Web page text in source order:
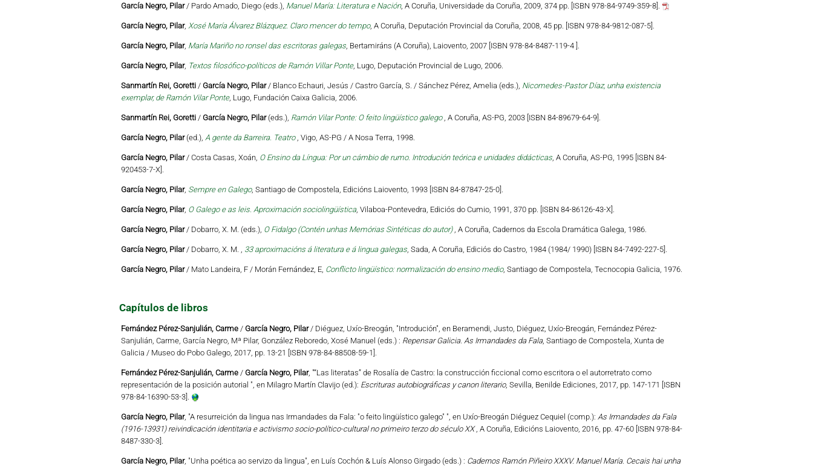
García Negro, Pilar/ Pardo Amado, Diego (eds.), Manuel María: Literatura e Nación, A Coruña, Universidade da Coruña, 2009, 374 pp. [ISBN 978-84-9749-359-8].
García Negro, Pilar, Xosé María Álvarez Blázquez. Claro mencer do tempo, A Coruña, Deputación Provincial da Coruña, 2008, 45 pp. [ISBN 978-84-9812-087-5].
García Negro, Pilar, María Mariño no ronsel das escritoras galegas, Bertamiráns (A Coruña), Laiovento, 2007 [ISBN 978-84-8487-119-4 ].
García Negro, Pilar, Textos filosófico-políticos de Ramón Villar Ponte, Lugo, Deputación Provincial de Lugo, 2006.
Sanmartín Rei, Goretti/ García Negro, Pilar/ Blanco Echauri, Jesús / Castro García, S. / Sánchez Pérez, Amelia (eds.), Nicomedes-Pastor Díaz, unha existencia
exemplar, de Ramón Vilar Ponte, Lugo, Fundación Caixa Galicia, 2006.
Sanmartín Rei, Goretti/ García Negro, Pilar(eds.), Ramón Vilar Ponte: O feito lingüístico galego , A Coruña, AS-PG, 2003 [ISBN 84-89679-64-9].
García Negro, Pilar(ed.), A gente da Barreira. Teatro , Vigo, AS-PG / A Nosa Terra, 1998.
García Negro, Pilar/ Costa Casas, Xoán, O Ensino da Língua: Por un cámbio de rumo. Introdución teórica e unidades didácticas, A Coruña, AS-PG, 1995 [ISBN 84-
920453-7-X].
García Negro, Pilar, Sempre en Galego, Santiago de Compostela, Edicións Laiovento, 1993 [ISBN 84-87847-25-0].
García Negro, Pilar, O Galego e as leis. Aproximación sociolingüística, Vilaboa-Pontevedra, Ediciós do Cumio, 1991, 370 pp. [ISBN 84-86126-43-X].
García Negro, Pilar/ Dobarro, X. M. (eds.), O Fidalgo (Contén unhas Memórias Sintéticas do autor) , A Coruña, Cadernos da Escola Dramática Galega, 1986.
García Negro, Pilar/ Dobarro, X. M. , 33 aproximacións á literatura e á lingua galegas, Sada, A Coruña, Ediciós do Castro, 1984 (1984/ 1990) [ISBN 84-7492-227-5].
García Negro, Pilar/ Mato Landeira, F / Morán Fernández, E, Conflicto lingüístico: normalización do ensino medio, Santiago de Compostela, Tecnocopia Galicia, 1976.
Capítulos de libros
Fernández Pérez-Sanjulián, Carme/ García Negro, Pilar/ Diéguez, Uxío-Breogán, "Introdución", en Beramendi, Justo, Diéguez, Uxío-Breogán, Fernández Pérez-
Sanjulián, Carme, García Negro, Mª Pilar, González Reboredo, Xosé Manuel (eds.) : Repensar Galicia. As Irmandades da Fala, Santiago de Compostela, Xunta de
Galicia / Museo do Pobo Galego, 2017, pp. 13-21 [ISBN 978-84-88508-59-1].
Fernández Pérez-Sanjulián, Carme/ García Negro, Pilar, "“Las literatas” de Rosalía de Castro: la construcción ficcional como escritora o el autorretrato como
representación de la posición autorial ", en Milagro Martín Clavijo (ed.): Escrituras autobiográficas y canon literario, Sevilla, Benilde Ediciones, 2017, pp. 147-171 [ISBN
978-84-16390-53-3].
García Negro, Pilar, "A resurreición da lingua nas Irmandades da Fala: "o feito lingüístico galego" ", en Uxío-Breogán Diéguez Cequiel (comp.): As Irmandades da Fala
(1916-13931) reivindicación identitaria e activismo socio-político-cultural no primeiro terzo do século XX, A Coruña, Edicións Laiovento, 2016, pp. 47-60 [ISBN 978-84-
8487-330-3].
García Negro, Pilar, "Unha poética ao servizo da lingua", en Luís Cochón & Luís Alonso Girgado (eds.) : Cadernos Ramón Piñeiro XXXV. Manuel María. Cecais hai unha